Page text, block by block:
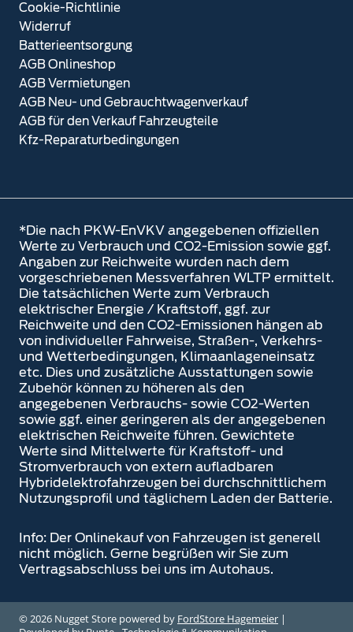
Cookie-Richtlinie
Widerruf
Batterieentsorgung
AGB Onlineshop
AGB Vermietungen
AGB Neu- und Gebrauchtwagenverkauf
AGB für den Verkauf Fahrzeugteile
Kfz-Reparaturbedingungen
*Die nach PKW-EnVKV angegebenen offiziellen
Werte zu Verbrauch und CO2-Emission sowie ggf.
Angaben zur Reichweite wurden nach dem
vorgeschriebenen Messverfahren WLTP ermittelt.
Die tatsächlichen Werte zum Verbrauch
elektrischer Energie / Kraftstoff, ggf. zur
Reichweite und den CO2-Emissionen hängen ab
von individueller Fahrweise, Straßen-, Verkehrs-
und Wetterbedingungen, Klimaanlageneinsatz
etc. Dies und zusätzliche Ausstattungen sowie
Zubehör können zu höheren als den
angegebenen Verbrauchs- sowie CO2-Werten
sowie ggf. einer geringeren als der angegebenen
elektrischen Reichweite führen. Gewichtete
Werte sind Mittelwerte für Kraftstoff- und
Stromverbrauch von extern aufladbaren
Hybridelektrofahrzeugen bei durchschnittlichem
Nutzungsprofil und täglichem Laden der Batterie.
Info: Der Onlinekauf von Fahrzeugen ist generell
nicht möglich. Gerne begrüßen wir Sie zum
Vertragsabschluss bei uns im Autohaus.
© 2026 Nugget Store powered by FordStore Hagemeier |